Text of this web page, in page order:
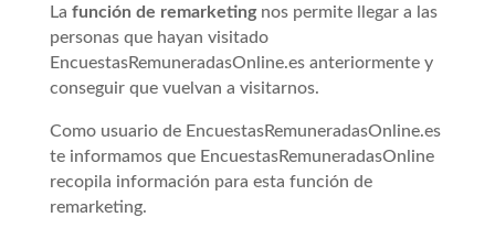
La función de remarketingnos permite llegar a las
personas que hayan visitado
EncuestasRemuneradasOnline.es anteriormente y
conseguir que vuelvan a visitarnos.
Como usuario de EncuestasRemuneradasOnline.es
te informamos que EncuestasRemuneradasOnline
recopila información para esta función de
remarketing.